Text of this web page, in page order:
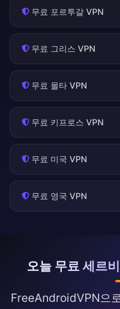
무료 포르투갈 VPN
무료 그리스 VPN
무료 몰타 VPN
무료 키프로스 VPN
무료 미국 VPN
무료 영국 VPN
오늘 무료 세르
FreeAndroidVPN으